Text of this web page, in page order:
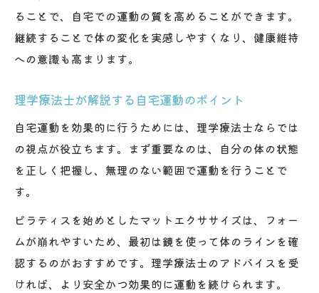
ることで、自宅での運動の質を高めることができます。
継続することで体の変化を実感しやすくなり、健康維持
への意識も高まります。
理学療法士が解説する自宅運動のポイント
自宅運動を効果的に行うためには、理学療法士ならでは
の視点が役立ちます。まず重要なのは、自分の体の状態
を正しく把握し、無理のない範囲で運動を行うことで
す。
ピラティスを始めとしたマットエクササイズは、フォー
ムが崩れやすいため、最初は鏡を使って体のラインを確
認するのがおすすめです。理学療法士のアドバイスを受
ければ、より安全かつ効果的に運動を続けられます。